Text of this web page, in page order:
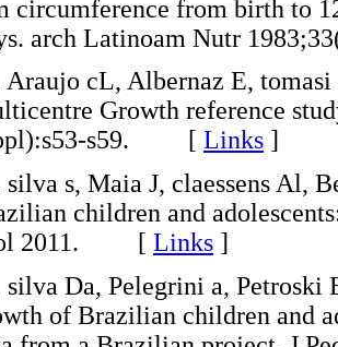
circumference from birth to
arch Latinoam Nutr
Araujo cL, Albernaz E,
Growth reference
s59. [ Links ]
silva s, Maia J, claessens Al,
children and
2011. [ Links ]
silva Da, Pelegrini a, Petroski
of Brazilian children and